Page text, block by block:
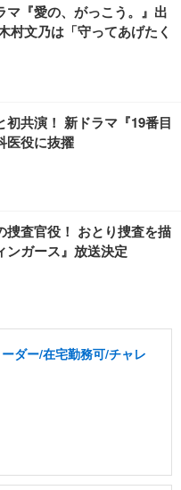
マ『愛の、がっこう。』出
村文乃は「守ってあげたく
初共演！ 新ドラマ『19番目
医役に抜擢
捜査官役！ おとり捜査を描
ンガース』放送決定
ダー/在宅勤務可/チャレ